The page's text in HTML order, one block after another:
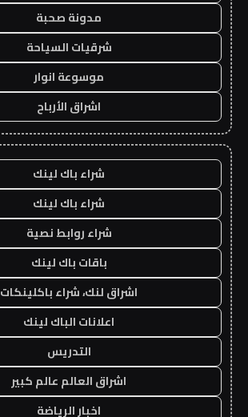
مدونة صحبة
شرقيات السياحة
موسوعة انوار
اشراق الأرباح
شراء باك لينك
شراء باك لينك
شراء روابط نصية
باقات باك لينك
اشراق لنك، شراء باكلينكات
اعلانات الباك لينك
التدريس
اشراق العالم عالم كبير
اخبار الرياضة